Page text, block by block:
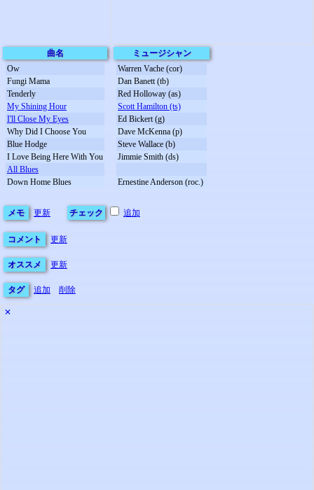
曲名
Ow
Fungi Mama
Tenderly
My Shining Hour
I'll Close My Eyes
Why Did I Choose You
Blue Hodge
I Love Being Here With You
All Blues
Down Home Blues
ミュージシャン
Warren Vache (cor)
Dan Banett (tb)
Red Holloway (as)
Scott Hamilton (ts)
Ed Bickert (g)
Dave McKenna (p)
Steve Wallace (b)
Jimmie Smith (ds)
Ernestine Anderson (roc.)
メモ 更新 チェック 追加
コメント 更新
オススメ 更新
タグ 追加 削除
✕